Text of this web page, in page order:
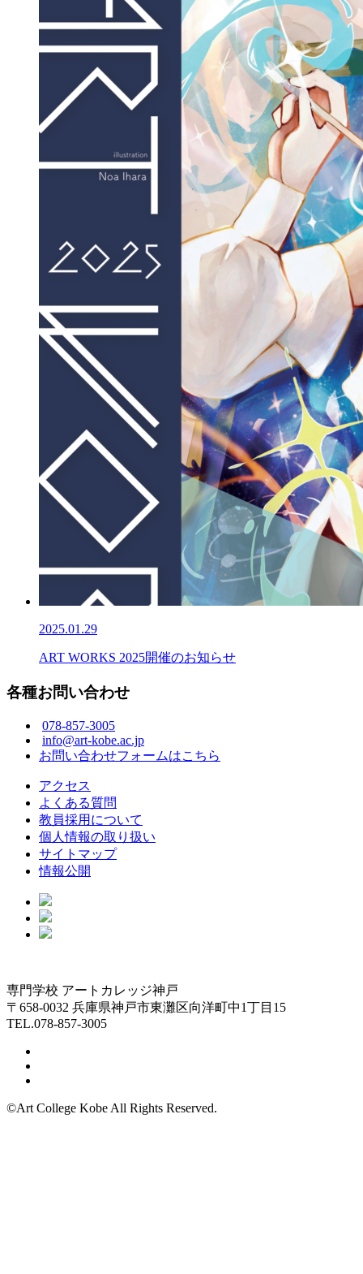
2025.01.29
ART WORKS 2025開催のお知らせ
各種お問い合わせ
078-857-3005
info@art-kobe.ac.jp
お問い合わせフォームはこちら
アクセス
よくある質問
教員採用について
個人情報の取り扱い
サイトマップ
情報公開
専門学校 アートカレッジ神戸
〒658-0032 兵庫県神戸市東灘区向洋町中1丁目15
TEL.078-857-3005
©Art College Kobe All Rights Reserved.